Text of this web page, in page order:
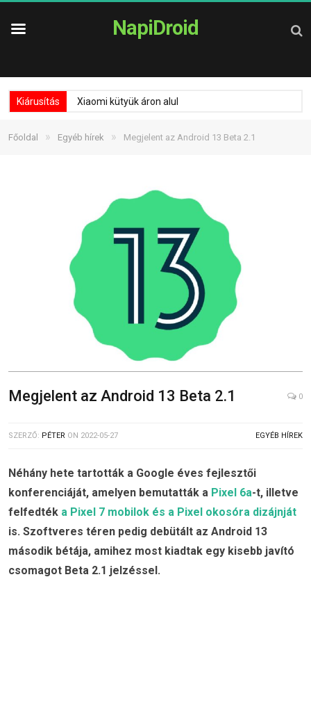
NapiDroid
Kiárusítás Xiaomi kütyük áron alul
Főoldal » Egyéb hírek » Megjelent az Android 13 Beta 2.1
Megjelent az Android 13 Beta 2.1 0
SZERZŐ: PÉTER ON 2022-05-27 EGYÉB HÍREK
Néhány hete tartották a Google éves fejlesztői
konferenciáját, amelyen bemutatták a Pixel 6a-t, illetve
felfedték a Pixel 7 mobilok és a Pixel okosóra dizájnját
is. Szoftveres téren pedig debütált az Android 13
második bétája, amihez most kiadtak egy kisebb javító
csomagot Beta 2.1 jelzéssel.